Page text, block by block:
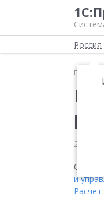
Россия
Главная
22
и